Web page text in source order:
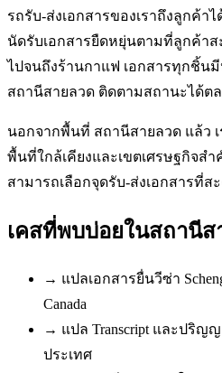
รถรับ-ส่งเอกสารของเราถึงลูกค้า
นัดรับเอกสารยืดหยุ่นตามที่ลูกค้า
ไปจนถึงร้านกาแฟ เอกสารทุกชิ้นมี
สถานีสายลวด ติดตามสถานะได้ต
นอกจากพื้นที่ สถานีสายลวด แล้ว
พื้นที่ใกล้เคียงและเขตเศรษฐกิจส
สามารถเลือกจุดรับ-ส่งเอกสารที่ส
เคสที่พบบ่อยในสถานีส
→ แปลเอกสารยื่นวีซ่า
Canada
→ แปล Transcript และปริญ
ประเทศ